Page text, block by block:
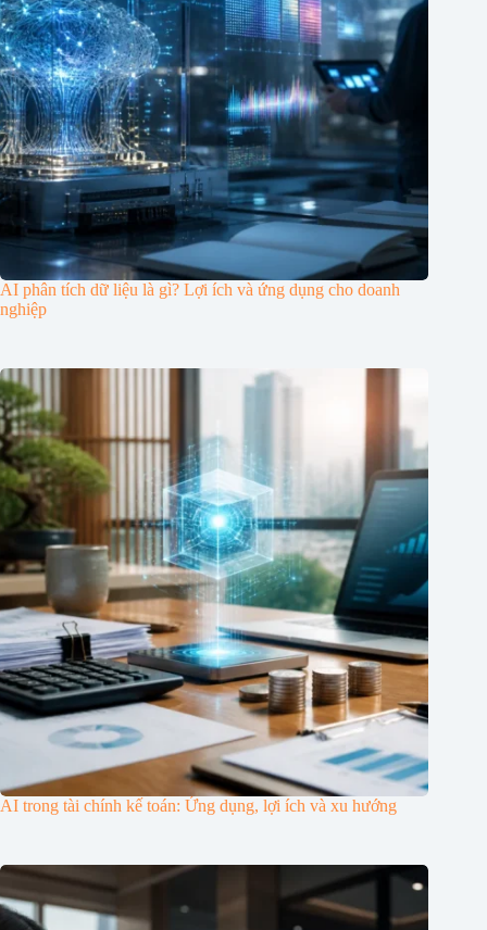
AI phân tích dữ liệu là gì? Lợi ích và ứng dụng cho doanh
nghiệp
AI trong tài chính kế toán: Ứng dụng, lợi ích và xu hướng